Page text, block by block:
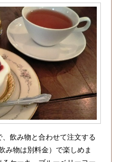
飲み物と合わせて注文する
み物は別料金）で楽しめま